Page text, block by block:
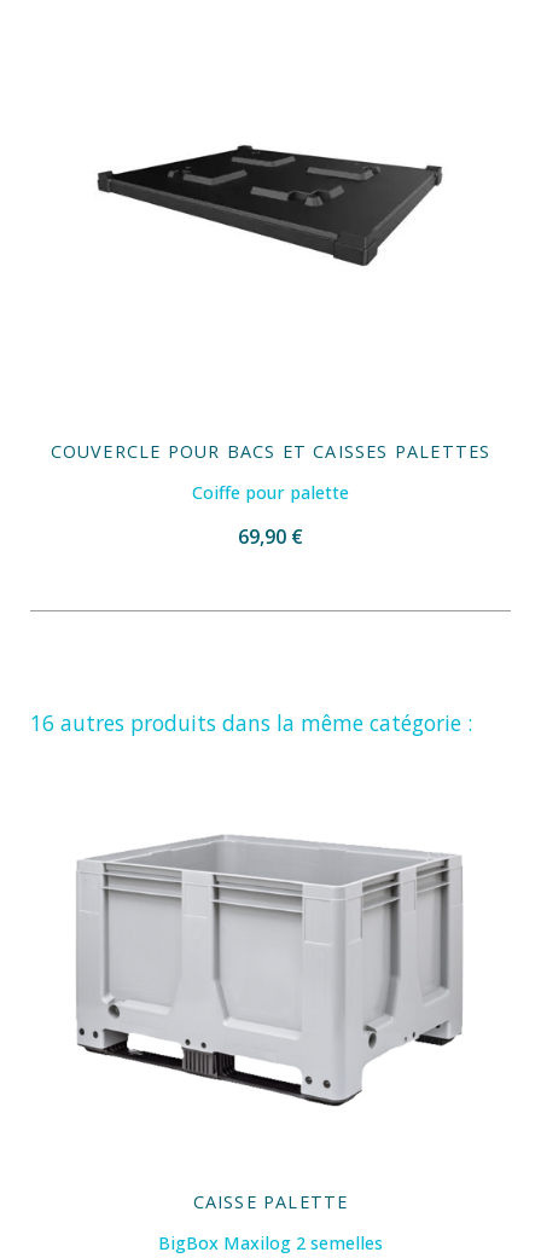
COUVERCLE POUR BACS ET CAISSES PALETTES
Coiffe pour palette
69,90 €
16 autres produits dans la même catégorie :
CAISSE PALETTE
BigBox Maxilog 2 semelles